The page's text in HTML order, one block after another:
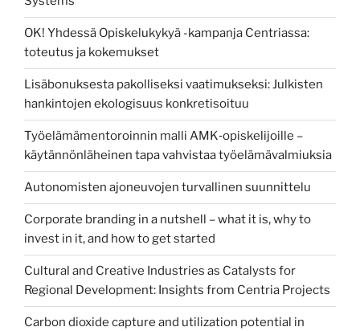
OK! Yhdessä Opiskelukykyä -kampanja Centriassa:
toteutus ja kokemukset
Lisäbonuksesta pakolliseksi vaatimukseksi: Julkisten
hankintojen ekologisuus konkretisoituu
Työelämämentoroinnin malli AMK‑opiskelijoille –
käytännönläheinen tapa vahvistaa työelämävalmiuksia
Autonomisten ajoneuvojen turvallinen suunnittelu
Corporate branding in a nutshell – what it is, why to
invest in it, and how to get started
Cultural and Creative Industries as Catalysts for
Regional Development: Insights from Centria Projects
Carbon dioxide capture and utilization potential in